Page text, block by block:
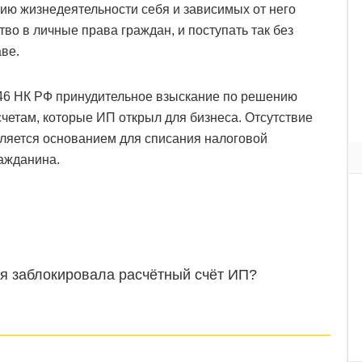
жизнедеятельности себя и зависимых от него
в личные права граждан, и поступать так без
НК РФ принудительное взыскание по решению
которые ИП открыл для бизнеса. Отсутствие
основанием для списания налоговой
заблокировала расчётный счёт ИП?